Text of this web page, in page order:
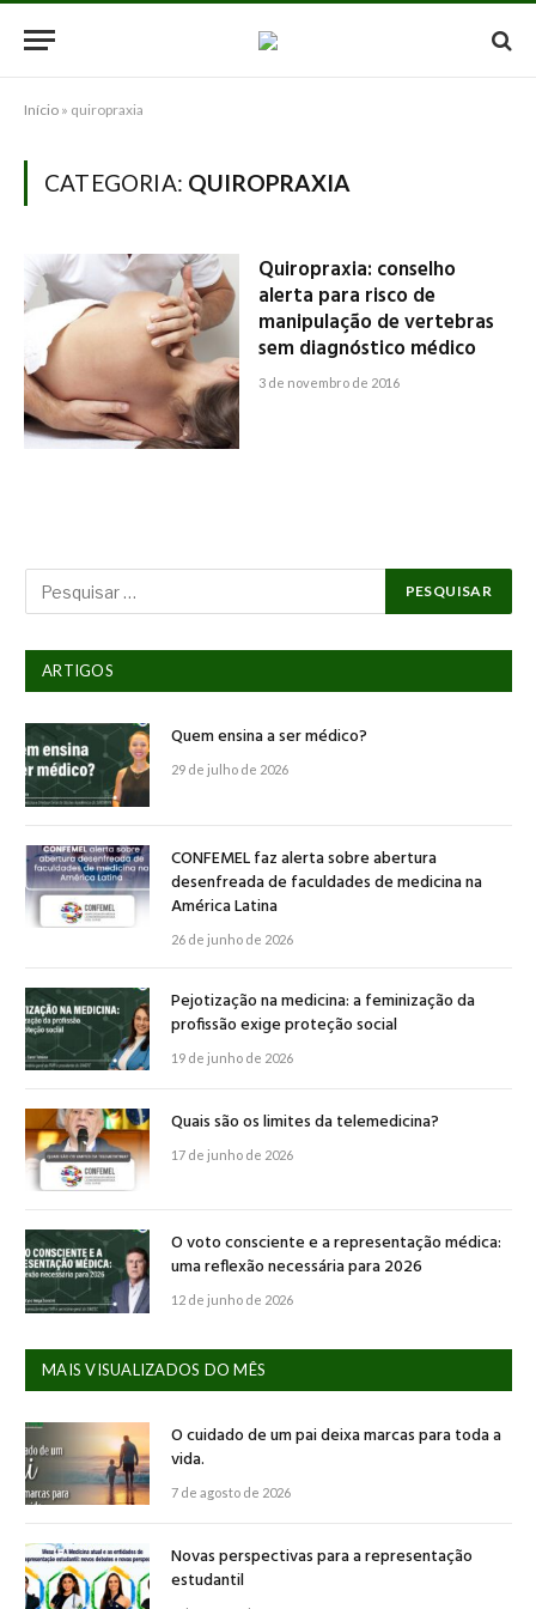
Início » quiropraxia
CATEGORIA: QUIROPRAXIA
Quiropraxia: conselho
alerta para risco de
manipulação de vertebras
sem diagnóstico médico
3 de novembro de 2016
ARTIGOS
Quem ensina a ser médico?
29 de julho de 2026
CONFEMEL faz alerta sobre abertura
desenfreada de faculdades de medicina na
América Latina
26 de junho de 2026
Pejotização na medicina: a feminização da
profissão exige proteção social
19 de junho de 2026
Quais são os limites da telemedicina?
17 de junho de 2026
O voto consciente e a representação médica:
uma reflexão necessária para 2026
12 de junho de 2026
MAIS VISUALIZADOS DO MÊS
O cuidado de um pai deixa marcas para toda a
vida.
7 de agosto de 2026
Novas perspectivas para a representação
estudantil